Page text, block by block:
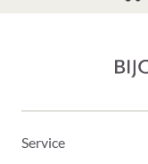
Service